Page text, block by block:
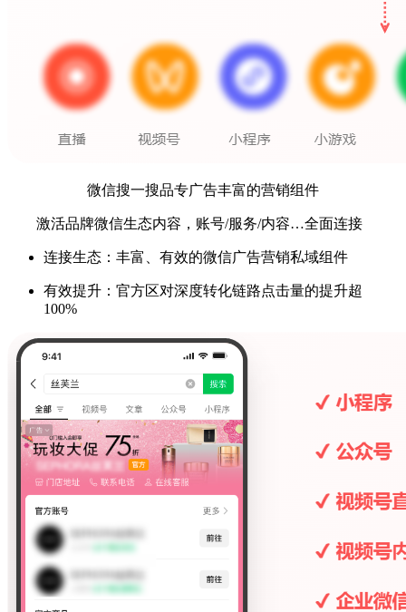
微信搜一搜品专广告丰富的营销组件
激活品牌微信生态内容，账号/服务/内容…全面连接
连接生态：丰富、有效的微信广告营销私域组件
有效提升：官方区对深度转化链路点击量的提升超
100%